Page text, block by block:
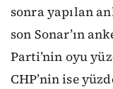
sonra yapılan
son Sonar’ın
Parti’nin oyu
CHP’nin ise